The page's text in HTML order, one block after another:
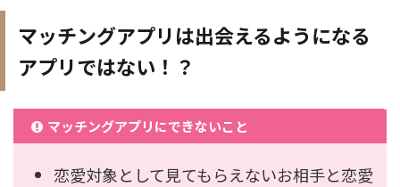
マッチングアプリは出会えるようになる
アプリではない！？
マッチングアプリにできないこと
恋愛対象として見てもらえないお相手と恋愛